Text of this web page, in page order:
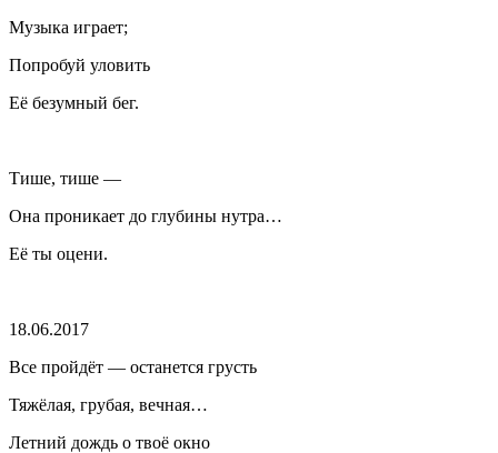
Музыка играет;
Попробуй уловить
Её безумный бег.
Тише, тише —
Она проникает до глубины нутра…
Её ты оцени.
18.06.2017
Все пройдёт — останется грусть
Тяжёлая, грубая, вечная…
Летний дождь о твоё окно